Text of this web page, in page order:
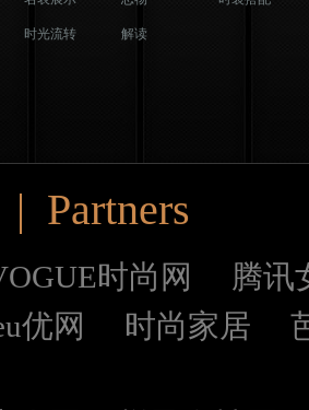
时光流转 解读
Partners
时尚网
腾讯
优网 时尚家居